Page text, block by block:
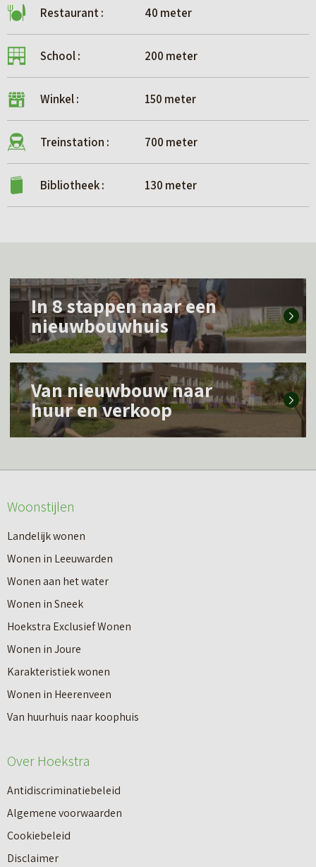
Restaurant : 40 meter
School : 200 meter
Winkel : 150 meter
Treinstation : 700 meter
Bibliotheek : 130 meter
L
s
m
e
o
e
r
I
n
8
s
t
a
p
p
n
n
a
a
r
In 8 stappen naar een
nieuwbouwhuis
L
e
s
e
o
v
e
r
V
a
n
n
e
Van nieuwbouw naar
huur en verkoop
Woonstijlen
Landelijk wonen
Wonen in Leeuwarden
Wonen aan het water
Wonen in Sneek
Hoekstra Exclusief Wonen
Wonen in Joure
Karakteristiek wonen
Wonen in Heerenveen
Van huurhuis naar koophuis
Over Hoekstra
Antidiscriminatiebeleid
Algemene voorwaarden
Cookiebeleid
Disclaimer